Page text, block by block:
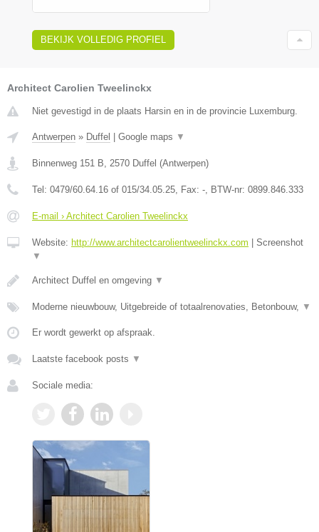
BEKIJK VOLLEDIG PROFIEL
Architect Carolien Tweelinckx
Niet gevestigd in de plaats Harsin en in de provincie Luxemburg.
Antwerpen » Duffel | Google maps ▼
Binnenweg 151 B 2570 Duffel (Antwerpen)
Tel: 0479/60.64.16 of 015/34.05.25 , Fax: - , BTW-nr: 0899.846.333
E-mail › Architect Carolien Tweelinckx
Website: http://www.architectcarolientweelinckx.com | Screenshot
▼
Architect Duffel en omgeving ▼
Moderne nieuwbouw, Uitgebreide of totaalrenovaties, Betonbouw, ▼
Er wordt gewerkt op afspraak.
Laatste facebook posts ▼
Sociale media: